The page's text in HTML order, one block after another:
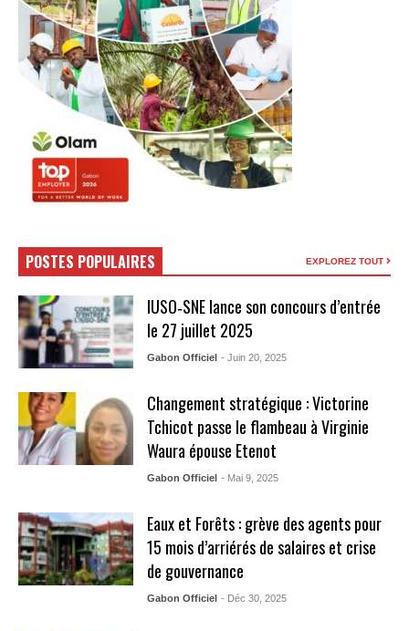
POSTES POPULAIRES EXPLOREZ TOUT
IUSO‑SNE lance son concours d’entrée
le 27 juillet 2025
Gabon Officiel - Juin 20, 2025
Changement stratégique : Victorine
Tchicot passe le flambeau à Virginie
Waura épouse Etenot
Gabon Officiel - Mai 9, 2025
Eaux et Forêts : grève des agents pour
15 mois d’arriérés de salaires et crise
de gouvernance
Gabon Officiel - Déc 30, 2025